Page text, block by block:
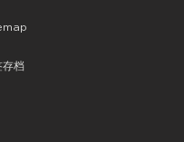
存档